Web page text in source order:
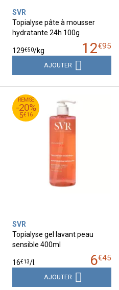
SVR
Topialyse pâte à mousser
hydratante 24h 100g
12€95
129€50/kg
AJOUTER
REMISE
-20%
5€16
6
€
45
5
€
16
SVR
Topialyse gel lavant peau
sensible 400ml
6€45
16€13/
AJOUTER